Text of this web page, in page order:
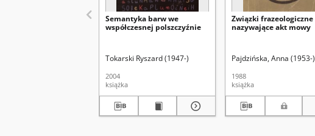
Semantyka barw we
współczesnej polszczyźnie
Tokarski Ryszard (1947-)
2004
książka
Związki frazeologiczne
nazywające akt mowy
Pajdzińska, Anna (1953-)
1988
książka